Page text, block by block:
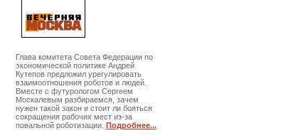
Глава комитета Совета Федерации по
экономической политике Андрей
Кутепов предложил урегулировать
взаимоотношения роботов и людей.
Вместе с футурологом Сергеем
Москалевым разбираемся, зачем
нужен такой закон и стоит ли бояться
сокращения рабочих мест из-за
повальной роботизации.Подробнее...